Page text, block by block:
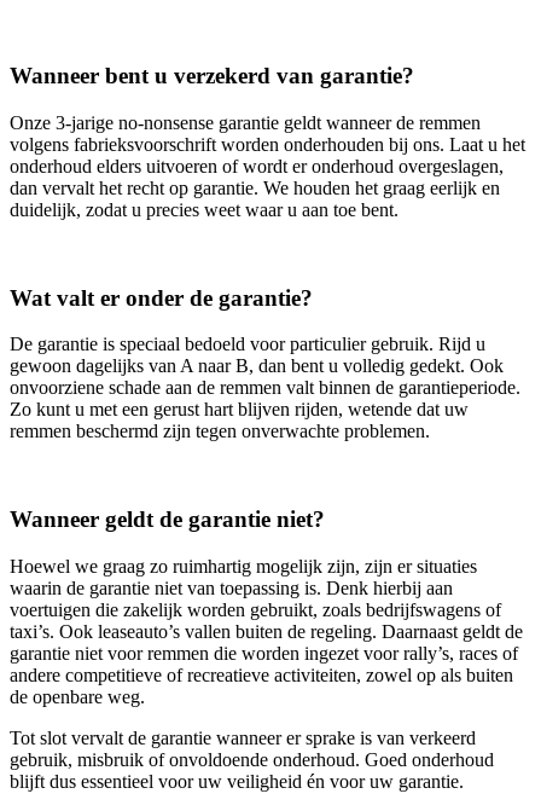
Wanneer bent u verzekerd van garantie?
Onze 3‑jarige no‑nonsense garantie geldt wanneer de remmen
volgens fabrieksvoorschrift worden onderhouden bij ons. Laat u het
onderhoud elders uitvoeren of wordt er onderhoud overgeslagen,
dan vervalt het recht op garantie. We houden het graag eerlijk en
duidelijk, zodat u precies weet waar u aan toe bent.
Wat valt er onder de garantie?
De garantie is speciaal bedoeld voor particulier gebruik. Rijd u
gewoon dagelijks van A naar B, dan bent u volledig gedekt. Ook
onvoorziene schade aan de remmen valt binnen de garantieperiode.
Zo kunt u met een gerust hart blijven rijden, wetende dat uw
remmen beschermd zijn tegen onverwachte problemen.
Wanneer geldt de garantie niet?
Hoewel we graag zo ruimhartig mogelijk zijn, zijn er situaties
waarin de garantie niet van toepassing is. Denk hierbij aan
voertuigen die zakelijk worden gebruikt, zoals bedrijfswagens of
taxi’s. Ook leaseauto’s vallen buiten de regeling. Daarnaast geldt de
garantie niet voor remmen die worden ingezet voor rally’s, races of
andere competitieve of recreatieve activiteiten, zowel op als buiten
de openbare weg.
Tot slot vervalt de garantie wanneer er sprake is van verkeerd
gebruik, misbruik of onvoldoende onderhoud. Goed onderhoud
blijft dus essentieel voor uw veiligheid én voor uw garantie.